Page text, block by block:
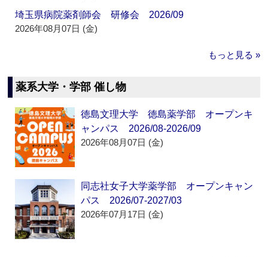
埼玉県病院薬剤師会 研修会 2026/09
2026年08月07日 (金)
もっと見る »
薬系大学・学部 催し物
徳島文理大学 徳島薬学部 オープンキ
ャンパス 2026/08-2026/09
2026年08月07日 (金)
同志社女子大学薬学部 オープンキャン
パス 2026/07-2027/03
2026年07月17日 (金)